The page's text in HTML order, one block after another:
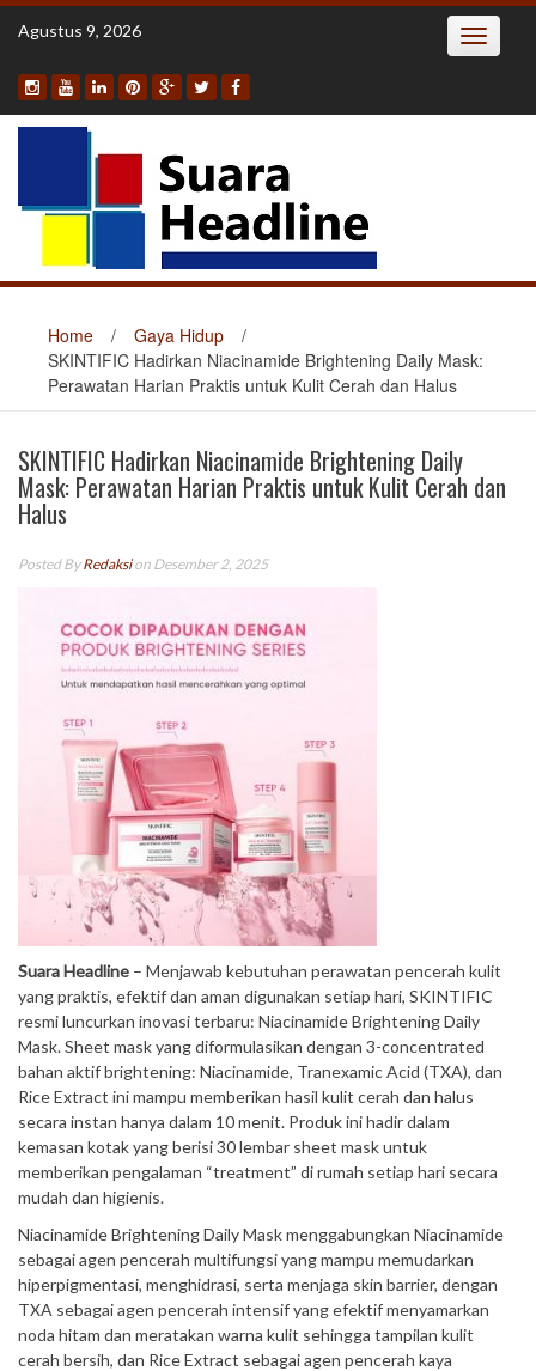
Skip
Agustus 9, 2026 Toggle
Home / Gaya Hidup
/
SKINTIFIC Hadirkan Niacinamide Brightening Daily Mask:
Perawatan Harian Praktis untuk Kulit Cerah dan Halus
SKINTIFIC Hadirkan Niacinamide Brightening Daily
Mask: Perawatan Harian Praktis untuk Kulit Cerah dan
Halus
Posted ByRedaksion Desember 2, 2025
Suara Headline – Menjawab kebutuhan perawatan pencerah kulit
yang praktis, efektif dan aman digunakan setiap hari, SKINTIFIC
resmi luncurkan inovasi terbaru: Niacinamide Brightening Daily
Mask. Sheet mask yang diformulasikan dengan 3-concentrated
bahan aktif brightening: Niacinamide, Tranexamic Acid (TXA), dan
Rice Extract ini mampu memberikan hasil kulit cerah dan halus
secara instan hanya dalam 10 menit. Produk ini hadir dalam
kemasan kotak yang berisi 30 lembar sheet mask untuk
memberikan pengalaman “treatment” di rumah setiap hari secara
mudah dan higienis.
Niacinamide Brightening Daily Mask menggabungkan Niacinamide
sebagai agen pencerah multifungsi yang mampu memudarkan
hiperpigmentasi, menghidrasi, serta menjaga skin barrier, dengan
TXA sebagai agen pencerah intensif yang efektif menyamarkan
noda hitam dan meratakan warna kulit sehingga tampilan kulit
cerah bersih, dan Rice Extract sebagai agen pencerah kaya